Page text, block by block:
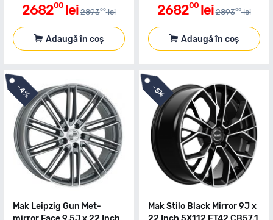
268200 lei 289300 lei
Adaugă în coș
268200 lei 289300 lei
Adaugă în coș
-
4%
Mak Leipzig Gun Met-
-
5%
Mak Stilo Black Mirror 9J x